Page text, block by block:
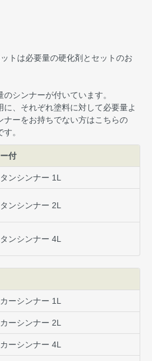
トは必要量の硬化剤とセットのお
シンナーが付いています。
、それぞれ塗料に対して必要量よ
ナーをお持ちでない方はこちらの
。
付
ンシンナー 1L
ンシンナー 2L
ンシンナー 4L
ーシンナー 1L
ーシンナー 2L
ーシンナー 4L